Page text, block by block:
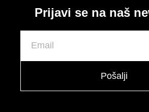
Prijavi se na naš
Pošalji